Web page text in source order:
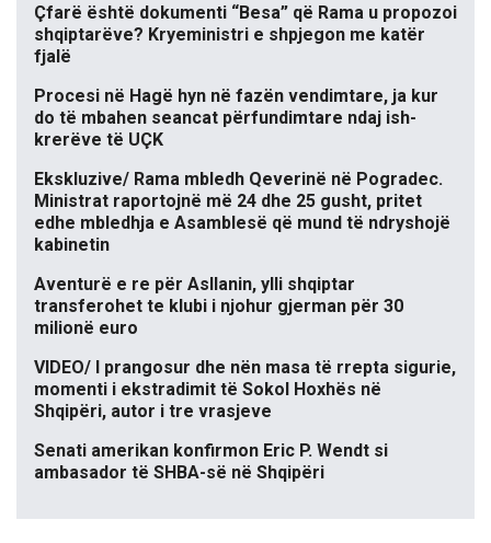
Çfarë është dokumenti “Besa” që Rama u propozoi
shqiptarëve? Kryeministri e shpjegon me katër
fjalë
Procesi në Hagë hyn në fazën vendimtare, ja kur
do të mbahen seancat përfundimtare ndaj ish-
krerëve të UÇK
Ekskluzive/ Rama mbledh Qeverinë në Pogradec.
Ministrat raportojnë më 24 dhe 25 gusht, pritet
edhe mbledhja e Asamblesë që mund të ndryshojë
kabinetin
Aventurë e re për Asllanin, ylli shqiptar
transferohet te klubi i njohur gjerman për 30
milionë euro
VIDEO/ I prangosur dhe nën masa të rrepta sigurie,
momenti i ekstradimit të Sokol Hoxhës në
Shqipëri, autor i tre vrasjeve
Senati amerikan konfirmon Eric P. Wendt si
ambasador të SHBA-së në Shqipëri